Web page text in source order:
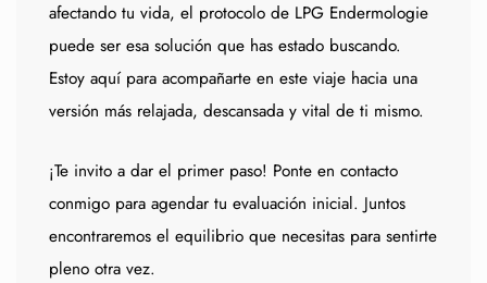
afectando tu vida, el protocolo de LPG Endermologie
puede ser esa solución que has estado buscando.
Estoy aquí para acompañarte en este viaje hacia una
versión más relajada, descansada y vital de ti mismo.
¡Te invito a dar el primer paso! Ponte en contacto
conmigo para agendar tu evaluación inicial. Juntos
encontraremos el equilibrio que necesitas para sentirte
pleno otra vez.